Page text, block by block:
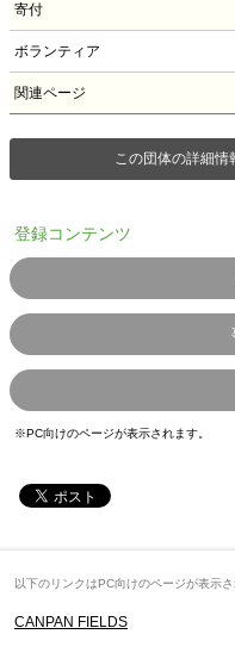
寄付
ボランティア
関連ページ
この団体の詳細情
登録コンテンツ
※PC向けのページが表示されます。
以下のリンクはPC向けのページが表示さ
CANPAN FIELDS